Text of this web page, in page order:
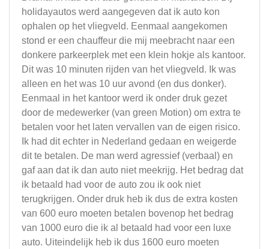
holidayautos werd aangegeven dat ik auto kon
ophalen op het vliegveld. Eenmaal aangekomen
stond er een chauffeur die mij meebracht naar een
donkere parkeerplek met een klein hokje als kantoor.
Dit was 10 minuten rijden van het vliegveld. Ik was
alleen en het was 10 uur avond (en dus donker).
Eenmaal in het kantoor werd ik onder druk gezet
door de medewerker (van green Motion) om extra te
betalen voor het laten vervallen van de eigen risico.
Ik had dit echter in Nederland gedaan en weigerde
dit te betalen. De man werd agressief (verbaal) en
gaf aan dat ik dan auto niet meekrijg. Het bedrag dat
ik betaald had voor de auto zou ik ook niet
terugkrijgen. Onder druk heb ik dus de extra kosten
van 600 euro moeten betalen bovenop het bedrag
van 1000 euro die ik al betaald had voor een luxe
auto. Uiteindelijk heb ik dus 1600 euro moeten